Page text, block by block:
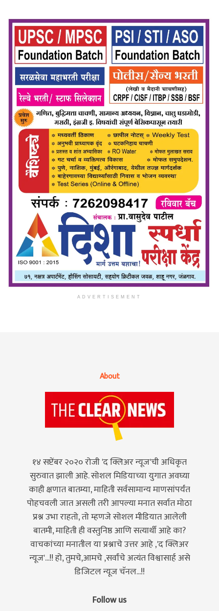
ADVERTISEMENT
About
१४ सप्टेंबर २०२० रोजी 'द क्लिअर न्यूज'ची अधिकृत
सुरुवात झाली आहे. सोशल मिडियाच्या युगात अवघ्या
काही क्षणात बातम्या, माहिती सर्वसामान्य माणसांपर्यंत
पोहचवली जात असली तरी आपल्या मनात सर्वात मोठा
प्रश्न उभा राहतो, तो म्हणजे सोशल मीडियात आलेली
बातमी, माहिती ही वस्तुनिष्ठ आणि सत्यार्थी आहे का?
वाचकांच्या मनातील या प्रश्नाचे उत्तर आहे ,'द क्लिअर
न्यूज'...!! हो, तुमचे,आमचे ,सर्वांचे अत्यंत विश्वासार्ह असे
डिजिटल न्यूज चॅनल...!!
Follow us